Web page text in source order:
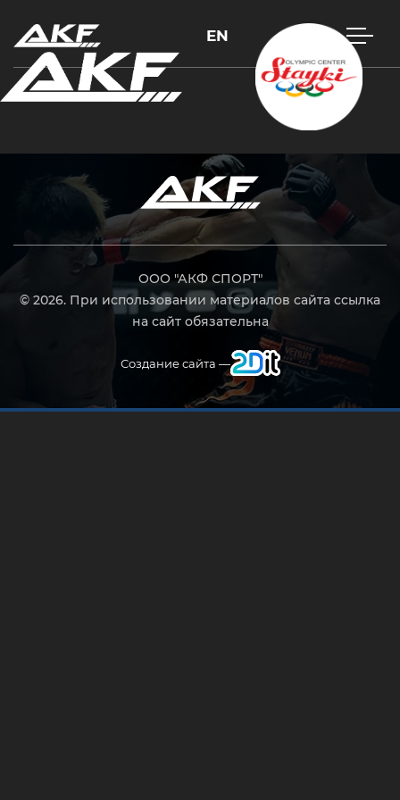
EN
ООО "АКФ СПОРТ"
© 2026. При использовании материалов сайта ссылка
на сайт обязательна
Создание сайта —
Нажмите Enter для поиска или Esc, чтобы закрыть